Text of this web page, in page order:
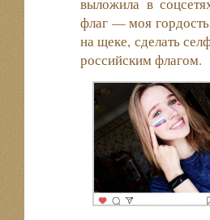
флаг — моя
на щеке, сделать
российским флагом.